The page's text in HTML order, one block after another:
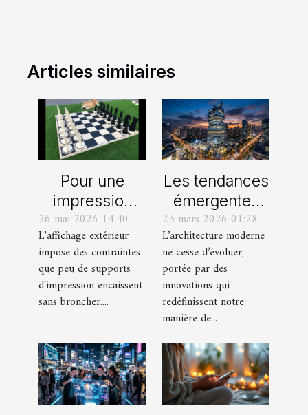
Articles similaires
Pour une
impression
extérieure,
optez pour le
rouleau
adhésif en
vinyle
26 mai 2026 14:40
L'affichage extérieur
impose des contraintes
que peu de supports
d'impression encaissent
sans broncher....
Les tendances
émergentes
dans
l'architecture
moderne
23 mars 2026 01:28
L’architecture moderne
ne cesse d’évoluer,
portée par des
innovations qui
redéfinissent notre
manière de...